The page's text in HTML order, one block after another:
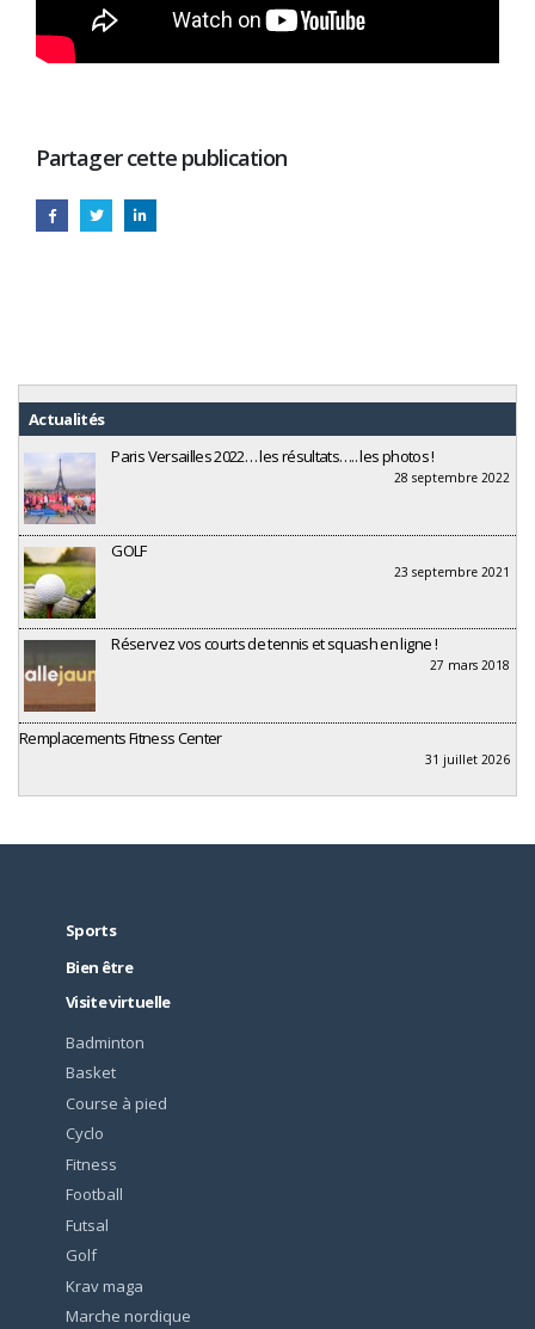
Partager cette publication
Actualités
Paris Versailles 2022… les résultats….. les photos !
28 septembre 2022
GOLF
23 septembre 2021
Réservez vos courts de tennis et squash en ligne !
27 mars 2018
Remplacements Fitness Center
31 juillet 2026
Sports
Bien être
Visite virtuelle
Badminton
Basket
Course à pied
Cyclo
Fitness
Football
Futsal
Golf
Krav maga
Marche nordique